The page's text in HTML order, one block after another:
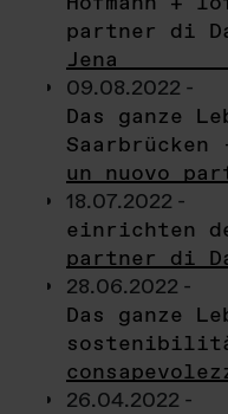
partner di
Jena
09.08.2022 -
Das ganze
un nuovo
18.07.2022 -
einrichten
partner di
28.06.2022 -
Das ganze
26.04.2022 -